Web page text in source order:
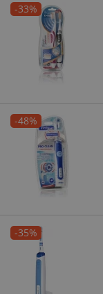
-33%
-48%
-35%